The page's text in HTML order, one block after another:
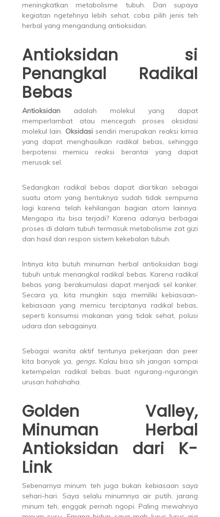
meningkatkan metabolisme tubuh. Dan supaya
kegiatan ngetehnya lebih sehat, coba pilih jenis teh
herbal yang mengandung antioksidan.
Antioksidan si
Penangkal Radikal
Bebas
Antioksidanadalah molekul yang dapat
memperlambat atau mencegah proses oksidasi
molekul lain. Oksidasisendiri merupakan reaksi kimia
yang dapat menghasilkan radikal bebas, sehingga
berpotensi memicu reaksi berantai yang dapat
merusak sel.
Sedangkan radikal bebas dapat diartikan sebagai
suatu atom yang bentuknya sudah tidak sempurna
lagi karena telah kehilangan bagian atom lainnya.
Mengapa itu bisa terjadi? Karena adanya berbagai
proses di dalam tubuh termasuk metabolisme zat gizi
dan hasil dari respon sistem kekebalan tubuh.
Intinya kita butuh minuman herbal antioksidan bagi
tubuh untuk menangkal radikal bebas. Karena radikal
bebas yang berakumulasi dapat menjadi sel kanker.
Secara ya, kita mungkin saja memiliki kebiasaan-
kebiasaan yang memicu terciptanya radikal bebas,
seperti konsumsi makanan yang tidak sehat, polusi
udara dan sebagainya.
Sebagai wanita aktif tentunya pekerjaan dan peer
kita banyak ya, gengs.Kalau bisa sih jangan sampai
ketempelan radikal bebas buat ngurang-ngurangin
urusan hahahaha.
Golden Valley,
Minuman Herbal
Antioksidan dari K-
Link
Sebenarnya minum teh juga bukan kebiasaan saya
sehari-hari. Saya selalu minumnya air putih, jarang
minum teh, enggak pernah ngopi. Paling mewahnya